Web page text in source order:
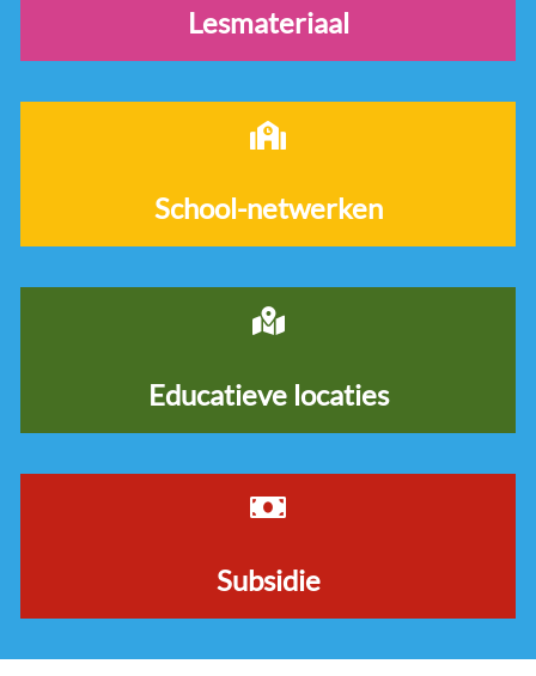
Lesmateriaal
School-netwerken
Educatieve locaties
Subsidie